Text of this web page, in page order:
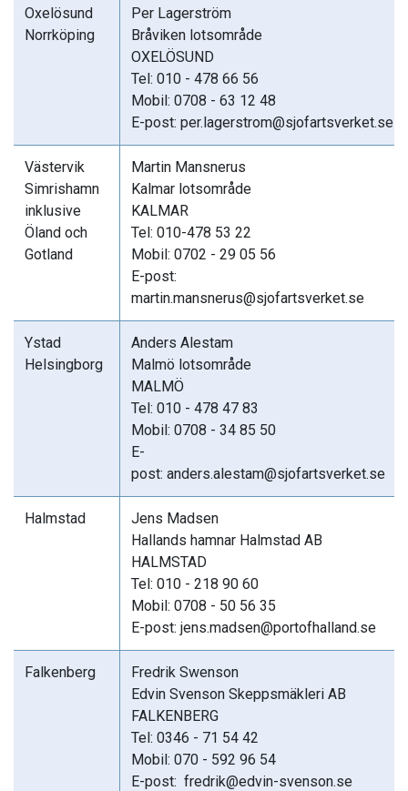
Oxelösund
Norrköping
Per Lagerström
Bråviken lotsområde
OXELÖSUND
Tel: 010 - 478 66 56
Mobil: 0708 - 63 12 48
E-post: per.lagerstrom@sjofartsverket.se
Västervik
Simrishamn
inklusive
Öland och
Gotland
Martin Mansnerus
Kalmar lotsområde
KALMAR
Tel: 010-478 53 22
Mobil: 0702 - 29 05 56
E-post:
martin.mansnerus@sjofartsverket.se
Ystad
Helsingborg
Anders Alestam
Malmö lotsområde
MALMÖ
Tel: 010 - 478 47 83
Mobil: 0708 - 34 85 50
E-
post: anders.alestam@sjofartsverket.se
Halmstad
Jens Madsen
Hallands hamnar Halmstad AB
HALMSTAD
Tel: 010 - 218 90 60
Mobil: 0708 - 50 56 35
E-post: jens.madsen@portofhalland.se
Falkenberg
Fredrik Swenson
Edvin Svenson Skeppsmäkleri AB
FALKENBERG
Tel: 0346 - 71 54 42
Mobil: 070 - 592 96 54
E-post: fredrik@edvin-svenson.se